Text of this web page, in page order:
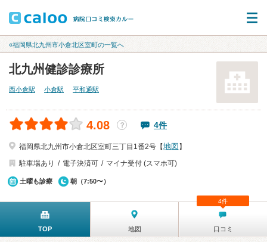
«福岡県北九州市小倉北区室町の一覧へ
北九州健診診療所
西小倉駅 小倉駅 平和通駅
4.08 ？ 4件
福岡県北九州市小倉北区室町三丁目1番2号【地図 】
駐車場あり
電子決済可 マイナ受付 (スマホ可)
土曜も診療 朝（7:50〜）
TOP 地図 口コミ
4件